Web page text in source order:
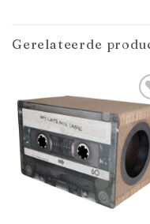
Gerelateerde